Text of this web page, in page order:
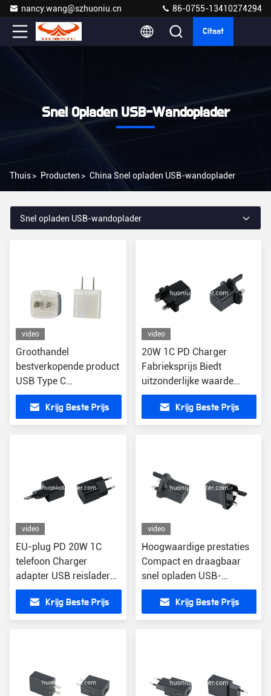
nancy.wang@szhuoniu.cn 86-0755-13410274294
Citaat
Snel Opladen USB-Wandoplader
Thuis> Producten > China Snel opladen USB-wandoplader
Snel opladen USB-wandoplader
video
Groothandel
bestverkopende product
USB Type C
snellaadtelefoonoplader
PD20W High Powered
Port muuroplader voor
Krijg Beste Prijs
video
20W 1C PD Charger
Fabrieksprijs Biedt
uitzonderlijke waarde
Smartphone Je opladen
Snel opladen Functie
Krijg Beste Prijs
video
EU-plug PD 20W 1C
telefoon Charger
adapter USB reislader
PD-lader
Krijg Beste Prijs
video
Hoogwaardige prestaties
Compact en draagbaar
snel opladen USB-
wandoplader 5V-uitgang
Krijg Beste Prijs